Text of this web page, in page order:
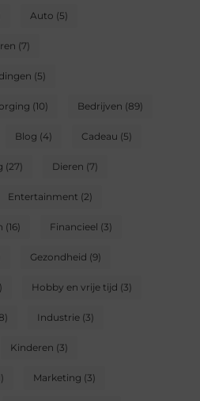
Auto (5)
(7)
(5)
(10) Bedrijven (89)
Blog (4) Cadeau (5)
(27) Dieren (7)
Entertainment (2)
(16) Financieel (3)
Gezondheid (9)
Hobby en vrije tijd (3)
Industrie (3)
Kinderen (3)
Marketing (3)